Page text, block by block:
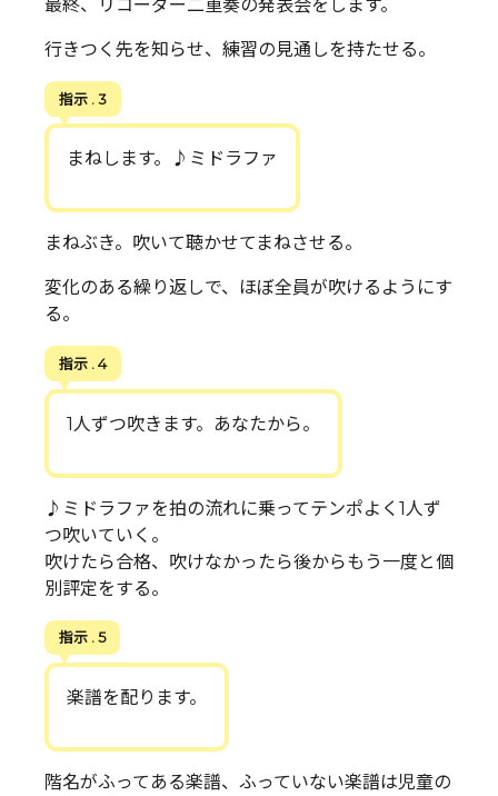
最終、リコーダー二重奏の発表会をします。
行きつく先を知らせ、練習の見通しを持たせる。
指示 . 3
まねします。♪ミドラファ
まねぶき。吹いて聴かせてまねさせる。
変化のある繰り返しで、ほぼ全員が吹けるようにす
る。
指示 . 4
1人ずつ吹きます。あなたから。
♪ミドラファを拍の流れに乗ってテンポよく1人ず
つ吹いていく。
吹けたら合格、吹けなかったら後からもう一度と個
別評定をする。
指示 . 5
楽譜を配ります。
階名がふってある楽譜、ふっていない楽譜は児童の